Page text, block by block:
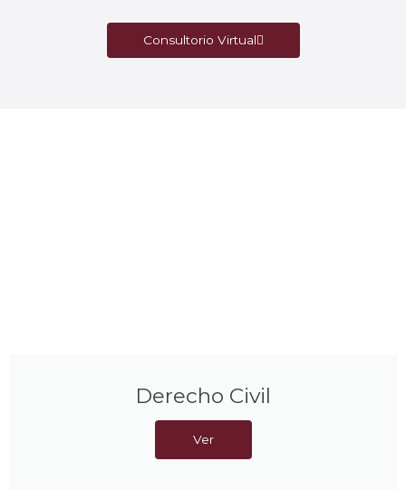
Consultorio Virtual
Derecho Civil
Ver